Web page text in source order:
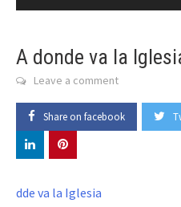
A donde va la
Leave a comment
Share on facebook
dde va la Iglesia